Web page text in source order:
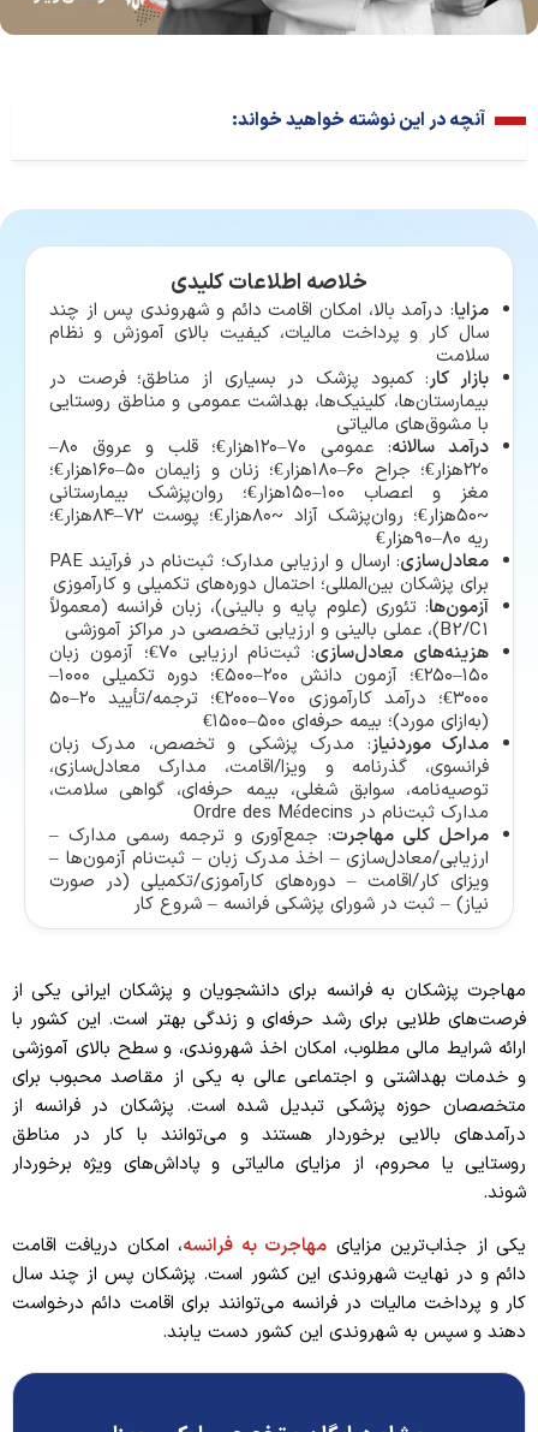
آنچه در این نوشته خواهید خواند:
خلاصه اطلاعات کلیدی
مزایا: درآمد بالا، امکان اقامت دائم و شهروندی پس از چند
سال کار و پرداخت مالیات، کیفیت بالای آموزش و نظام
سلامت
بازار کار: کمبود پزشک در بسیاری از مناطق؛ فرصت در
بیمارستان‌ها، کلینیک‌ها، بهداشت عمومی و مناطق روستایی
با مشوق‌های مالیاتی
درآمد سالانه
: عمومی ۷۰–۱۲۰هزار€؛ قلب و عروق ۸۰–
۲۲۰هزار€؛ جراح ۶۰–۱۸۰هزار€؛ زنان و زایمان ۵۰–۱۶۰هزار€؛
مغز و اعصاب ۱۰۰–۱۵۰هزار€؛ روان‌پزشک بیمارستانی
~۵۰هزار€؛ روان‌پزشک آزاد ~۸۰هزار€؛ پوست ۷۲–۸۴هزار€؛
ریه ۸۰–۹۰هزار€
معادل‌سازی
: ارسال و ارزیابی مدارک؛ ثبت‌نام در فرآیند PAE
برای پزشکان بین‌المللی؛ احتمال دوره‌های تکمیلی و کارآموزی
آزمون‌ها: تئوری (علوم پایه و بالینی)، زبان فرانسه (معمولاً
B2/C1)، عملی بالینی و ارزیابی تخصصی در مراکز آموزشی
هزینه‌های معادل‌سازی
: ثبت‌نام ارزیابی ۷۰€؛ آزمون زبان
۱۵۰–۲۵۰€؛ آزمون دانش ۲۰۰–۵۰۰€؛ دوره تکمیلی ۱۰۰۰–
۳۰۰۰€؛ درآمد کارآموزی ۷۰۰–۲۰۰۰€؛ ترجمه/تأیید ۲۰–۵۰
(به‌ازای مورد)؛ بیمه حرفه‌ای ۵۰۰–۱۵۰۰€
مدارک موردنیاز: مدرک پزشکی و تخصص، مدرک زبان
فرانسوی، گذرنامه و ویزا/اقامت، مدارک معادل‌سازی،
توصیه‌نامه، سوابق شغلی، بیمه حرفه‌ای، گواهی سلامت،
مدارک ثبت‌نام در Ordre des Médecins
مراحل کلی مهاجرت: جمع‌آوری و ترجمه رسمی مدارک –
ارزیابی/معادل‌سازی – اخذ مدرک زبان – ثبت‌نام آزمون‌ها –
ویزای کار/اقامت – دوره‌های کارآموزی/تکمیلی (در صورت
نیاز) – ثبت در شورای پزشکی فرانسه – شروع کار
مهاجرت پزشکان به فرانسه برای دانشجویان و پزشکان ایرانی یکی از
فرصت‌های طلایی برای رشد حرفه‌ای و زندگی بهتر است. این کشور با
ارائه شرایط مالی مطلوب، امکان اخذ شهروندی، و سطح بالای آموزشی
و خدمات بهداشتی و اجتماعی عالی به یکی از مقاصد محبوب برای
متخصصان حوزه پزشکی تبدیل شده است. پزشکان در فرانسه از
درآمدهای بالایی برخوردار هستند و می‌توانند با کار در مناطق
روستایی یا محروم، از مزایای مالیاتی و پاداش‌های ویژه برخوردار
شوند.
یکی از جذاب‌ترین مزایای مهاجرت به فرانسه، امکان دریافت اقامت
دائم و در نهایت شهروندی این کشور است. پزشکان پس از چند سال
کار و پرداخت مالیات در فرانسه می‌توانند برای اقامت دائم درخواست
دهند و سپس به شهروندی این کشور دست یابند.